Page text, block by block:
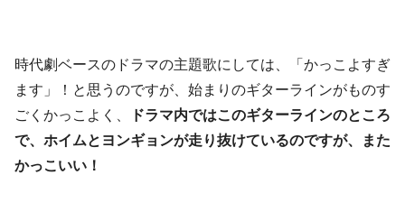
時代劇ベースのドラマの主題歌にしては、「かっこよすぎ
ます」！と思うのですが、始まりのギターラインがものす
ごくかっこよく、
ドラマ内ではこのギターラインのところ
で、ホイムとヨンギョンが走り抜けているのですが、また
かっこいい！